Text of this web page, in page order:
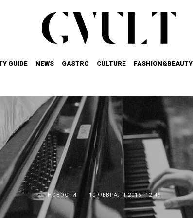
GUIDE NEWS GASTRO CULTURE FASHION&BEAUTY
НОВОСТИ 10 ФЕВРАЛЯ 2015, 12:45